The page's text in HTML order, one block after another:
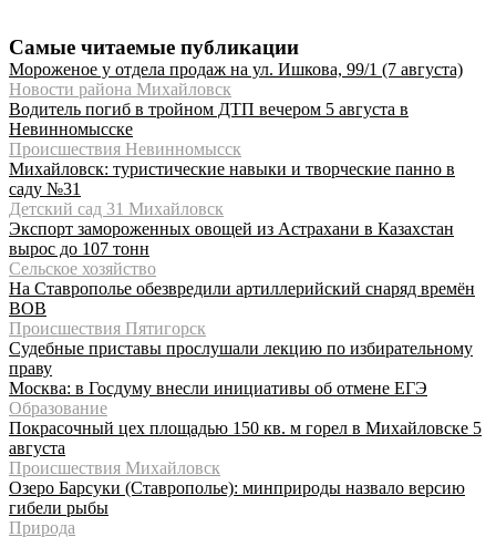
Самые читаемые публикации
Мороженое у отдела продаж на ул. Ишкова, 99/1 (7 августа)
Новости района Михайловск
Водитель погиб в тройном ДТП вечером 5 августа в
Невинномысске
Происшествия Невинномысск
Михайловск: туристические навыки и творческие панно в
саду №31
Детский сад 31 Михайловск
Экспорт замороженных овощей из Астрахани в Казахстан
вырос до 107 тонн
Сельское хозяйство
На Ставрополье обезвредили артиллерийский снаряд времён
ВОВ
Происшествия Пятигорск
Судебные приставы прослушали лекцию по избирательному
праву
Москва: в Госдуму внесли инициативы об отмене ЕГЭ
Образование
Покрасочный цех площадью 150 кв. м горел в Михайловске 5
августа
Происшествия Михайловск
Озеро Барсуки (Ставрополье): минприроды назвало версию
гибели рыбы
Природа